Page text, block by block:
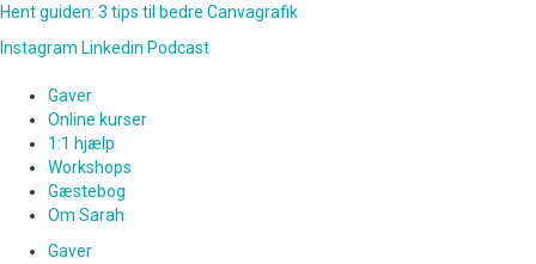
Hent guiden: 3 tips til bedre Canvagrafik
Instagram Linkedin Podcast
Gaver
Online kurser
1:1 hjælp
Workshops
Gæstebog
Om Sarah
Gaver